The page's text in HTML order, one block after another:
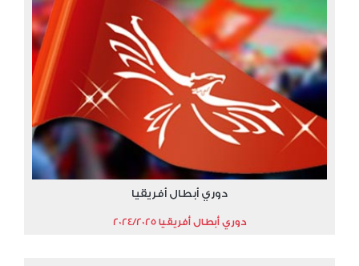
دوري أبطال أفريقيا
دوري أبطال أفريقيا 2024/2025